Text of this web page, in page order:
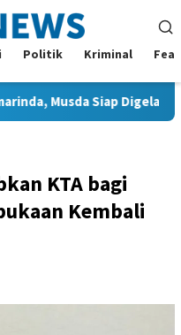
Politik Kriminal
Siap Digelar 8
KTA bagi
Kembali